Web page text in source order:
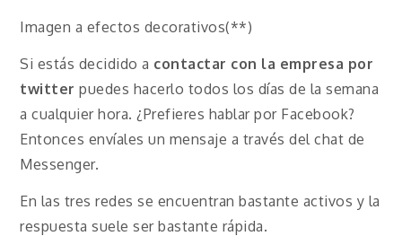
Imagen a efectos decorativos(**)
Si estás decidido a contactar con la empresa por
twitter puedes hacerlo todos los días de la semana
a cualquier hora. ¿Prefieres hablar por Facebook?
Entonces envíales un mensaje a través del chat de
Messenger.
En las tres redes se encuentran bastante activos y la
respuesta suele ser bastante rápida.